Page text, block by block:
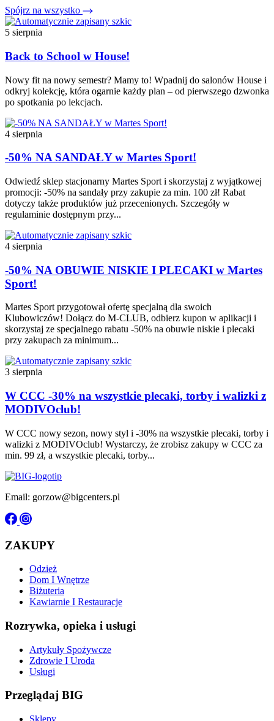
Spójrz na wszystko
5 sierpnia
Back to School w House!
Nowy fit na nowy semestr? Mamy to! Wpadnij do salonów House i
odkryj kolekcję, która ogarnie każdy plan – od pierwszego dzwonka
po spotkania po lekcjach.
4 sierpnia
-50% NA SANDAŁY w Martes Sport!
Odwiedź sklep stacjonarny Martes Sport i skorzystaj z wyjątkowej
promocji: -50% na sandały przy zakupie za min. 100 zł! Rabat
dotyczy także produktów już przecenionych. Szczegóły w
regulaminie dostępnym przy...
4 sierpnia
-50% NA OBUWIE NISKIE I PLECAKI w Martes
Sport!
Martes Sport przygotował ofertę specjalną dla swoich
Klubowiczów! Dołącz do M-CLUB, odbierz kupon w aplikacji i
skorzystaj ze specjalnego rabatu -50% na obuwie niskie i plecaki
przy zakupach za minimum...
3 sierpnia
W CCC -30% na wszystkie plecaki, torby i walizki z
MODIVOclub!
W CCC nowy sezon, nowy styl i -30% na wszystkie plecaki, torby i
walizki z MODIVOclub! Wystarczy, że zrobisz zakupy w CCC za
min. 99 zł, a wszystkie plecaki, torby...
Email: gorzow@bigcenters.pl
ZAKUPY
Odzież
Dom I Wnętrze
Biżuteria
Kawiarnie I Restauracje
Rozrywka, opieka i usługi
Artykuły Spożywcze
Zdrowie I Uroda
Usługi
Przeglądaj BIG